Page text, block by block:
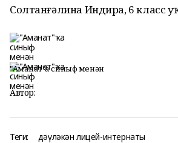
Солтанғәлина Индира, 6 класс
"Аманат"ҡа синыф менән
Автор:
Теги: дәүләкән лицей-интернаты